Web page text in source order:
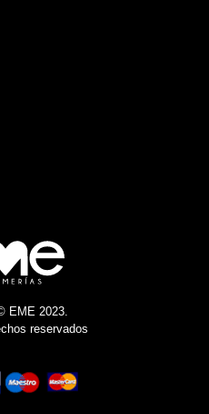
EME 2023.
reservados